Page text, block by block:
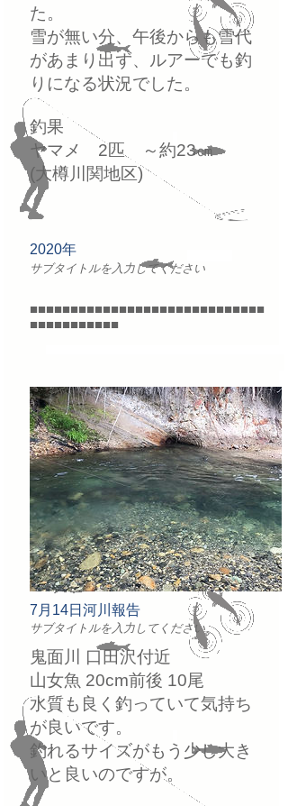
た。
雪が無い分、午後からも雪代
があまり出ず、ルアーでも釣
りになる状況でした。
釣果
ヤマメ 2匹 ～約23㎝
​(大樽川関地区)
2020年
サブタイトルを入力してください
■■■■■■■■■■■■■■■■■■■■■■■■■■■■■
■■■■■■■■■■■
7月14日河川報告
サブタイトルを入力してください
鬼面川 口田沢付近
山女魚 20cm前後 10尾
水質も良く釣っていて気持ち
が良いです。
釣れるサイズがもう少し大き
いと良いのですが。